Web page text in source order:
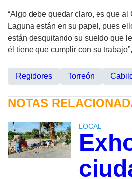
“Algo debe quedar claro, es que al
Laguna están en su papel, pues
están desquitando su sueldo que
él tiene que cumplir con su
Regidores Torreón
NOTAS
LOCAL